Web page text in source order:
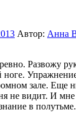
Автор: Анна
Развожу
зале. Еще
не видит. И мне
в полутьме.